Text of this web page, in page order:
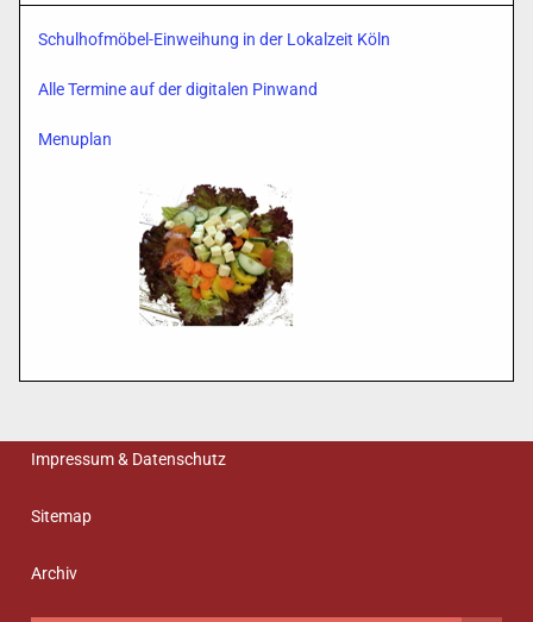
Schulhofmöbel-Einweihung in der Lokalzeit Köln
Alle Termine auf der digitalen Pinwand
Menuplan
Impressum & Datenschutz
Sitemap
Archiv